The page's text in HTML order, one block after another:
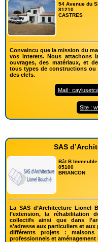
54 Avenue du
81210
CASTRES
Convaincu que la mission du
vos interets. Nous attachons
ouvrages, des matériaux, et
tous types de constructions ou
des clefs.
Mail :
Site :
SAS
Bât B
05100
BRIANCON
La SAS d’Architecture Lionel
l’extension, la réhabilitation
collectifs ainsi que dans
s’adresse aux particuliers et
différents projets : maisons
professionnels et aménagement